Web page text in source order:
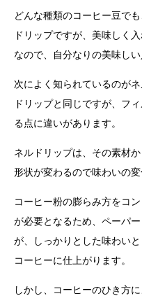
どんな種類のコーヒー豆で
ドリップですが、美味しく
なので、自分なりの美味し
次によく知られているのが
ドリップと同じですが、フ
る点に違いがあります。
ネルドリップは、その素材
形状が変わるので味わいの変
コーヒー粉の膨らみ方をコ
が必要となるため、ペーパ
が、しっかりとした味わい
コーヒーに仕上がります。
しかし、コーヒーのひき方